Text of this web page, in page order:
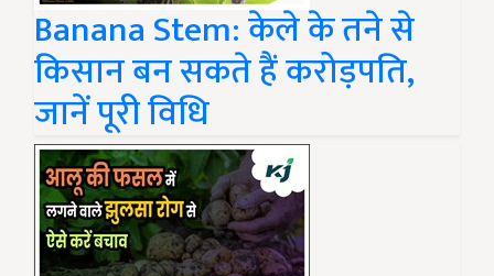
Banana Stem: केले के तने से
किसान बन सकते हैं करोड़पति,
जानें पूरी विधि